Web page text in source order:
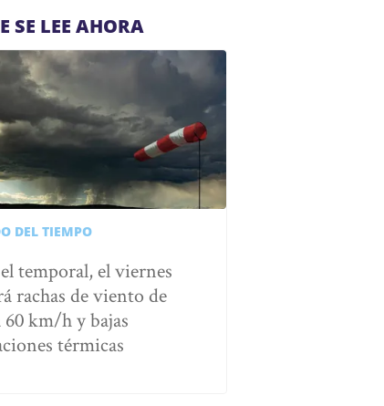
SE LEE AHORA
DEL TIEMPO
temporal, el viernes
rachas de viento de
60 km/h y bajas
térmicas